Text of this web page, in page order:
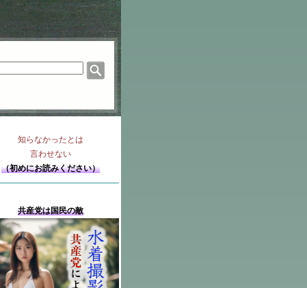
知らなかったとは
言わせない
（初めにお読みください）
共産党は国民の敵